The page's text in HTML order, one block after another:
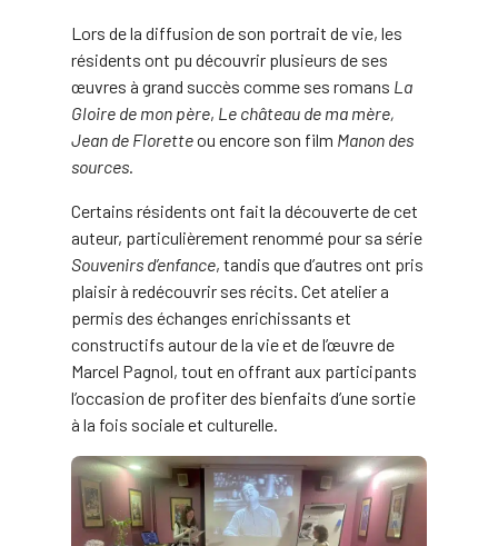
Lors de la diffusion de son portrait de vie, les
résidents ont pu découvrir plusieurs de ses
œuvres à grand succès comme ses romans La
Gloire de mon père, Le château de ma mère,
Jean de Floretteou encore son film Manon des
sources.
Certains résidents ont fait la découverte de cet
auteur, particulièrement renommé pour sa série
Souvenirs d’enfance, tandis que d’autres ont pris
plaisir à redécouvrir ses récits. Cet atelier a
permis des échanges enrichissants et
constructifs autour de la vie et de l’œuvre de
Marcel Pagnol, tout en offrant aux participants
l’occasion de profiter des bienfaits d’une sortie
à la fois sociale et culturelle.